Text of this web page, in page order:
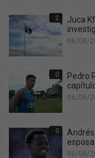
2
Juca
06/08/
0
Pedro
06/08/
0
06/08/